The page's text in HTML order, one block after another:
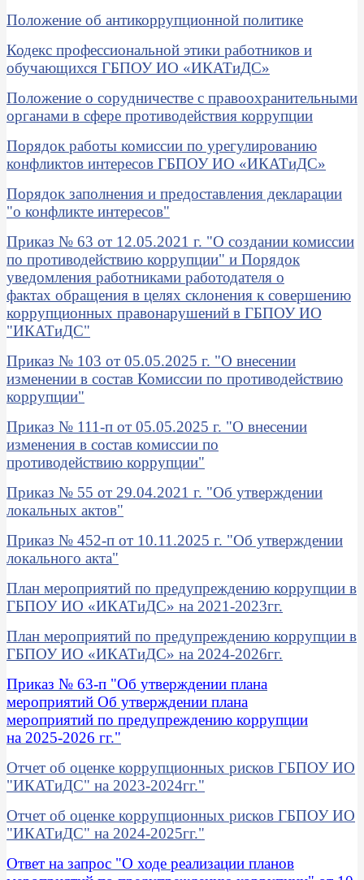
Положение об антикоррупционной политике
Кодекс профессиональной этики работников и
обучающихся ГБПОУ ИО «ИКАТиДС»
Положение о сорудничестве с правоохранительными
органами в сфере противодействия коррупции
Порядок работы комиссии по урегулированию
конфликтов интересов ГБПОУ ИО «ИКАТиДС»
Порядок заполнения и предоставления декларации
"о конфликте интересов"
Приказ № 63 от 12.05.2021 г. "О создании комиссии
по противодействию коррупции" и Порядок
уведомления работниками работодателя о
фактах обращения в целях склонения к совершению
коррупционных правонарушений в ГБПОУ ИО
"ИКАТиДС"
Приказ № 103 от 05.05.2025 г. "О внесении
изменении в состав Комиссии по противодействию
коррупции"
Приказ № 111-п от 05.05.2025 г. "О внесении
изменения в состав комиссии по
противодействию коррупции"
Приказ № 55 от 29.04.2021 г. "Об утверждении
локальных актов"
Приказ № 452-п от 10.11.2025 г. "Об утверждении
локального акта"
План мероприятий по предупреждению коррупции в
ГБПОУ ИО «ИКАТиДС» на 2021-2023гг.
План мероприятий по предупреждению коррупции в
ГБПОУ ИО «ИКАТиДС» на 2024-2026гг.
Приказ № 63-п "Об утверждении плана
мероприятий Об утверждении плана
мероприятий по предупреждению коррупции
на 2025-2026 гг."
Отчет об оценке коррупционных рисков ГБПОУ ИО
"ИКАТиДС" на 2023-2024гг."
Отчет об оценке коррупционных рисков ГБПОУ ИО
"ИКАТиДС" на 2024-2025гг."
Ответ на запрос "О ходе реализации планов